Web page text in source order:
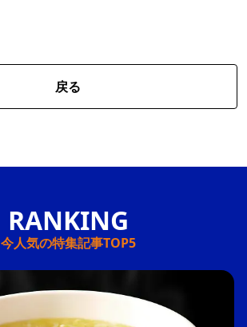
戻る
今人気の特集記事TOP5